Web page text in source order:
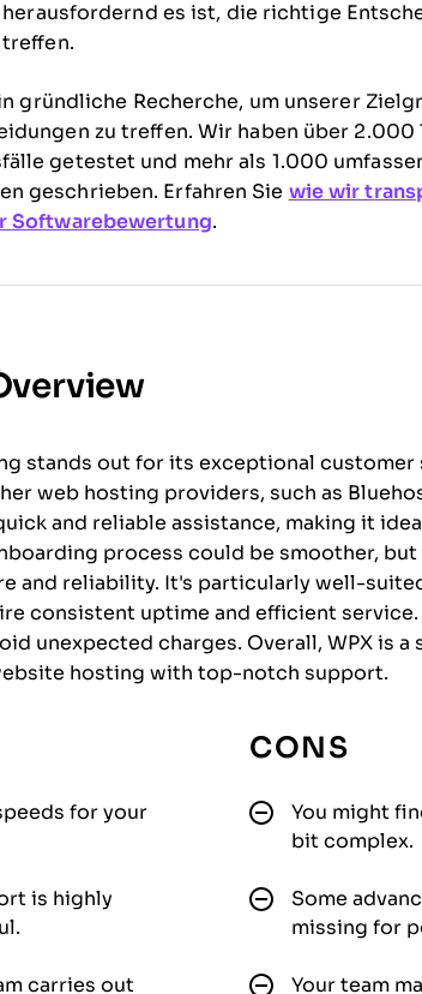
es ist, die richtige
gründliche Recherche, um unserer
zu treffen. Wir haben über
getestet und mehr als 1.000
geschrieben. Erfahren Sie wie wir
Softwarebewertung.
stands out for its exceptional
web hosting providers, such as
and reliable assistance, making it
process could be smoother,
and reliability. It's particularly well-
consistent uptime and efficient service.
unexpected charges. Overall, WPX is
hosting with top-notch support.
for your
is highly
carries out
CONS
You might
bit complex.
Some
missing for
Your team